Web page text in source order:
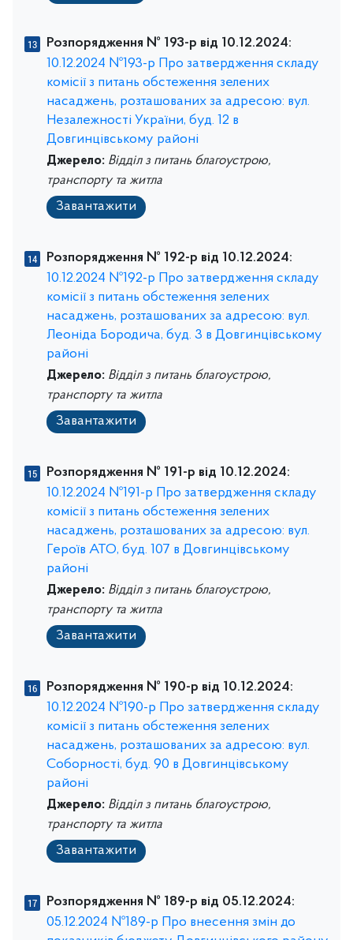
Розпорядження № 193-р від 10.12.2024:
10.12.2024 №193-р Про затвердження складу
комісії з питань обстеження зелених
насаджень, розташованих за адресою: вул.
Незалежності України, буд. 12 в
Довгинцівському районі
Джерело: Відділ з питань благоустрою,
транспорту та житла
Завантажити
Розпорядження № 192-р від 10.12.2024:
10.12.2024 №192-р Про затвердження складу
комісії з питань обстеження зелених
насаджень, розташованих за адресою: вул.
Леоніда Бородича, буд. 3 в Довгинцівському
районі
Джерело: Відділ з питань благоустрою,
транспорту та житла
Завантажити
Розпорядження № 191-р від 10.12.2024:
10.12.2024 №191-р Про затвердження складу
комісії з питань обстеження зелених
насаджень, розташованих за адресою: вул.
Героїв АТО, буд. 107 в Довгинцівському
районі
Джерело: Відділ з питань благоустрою,
транспорту та житла
Завантажити
Розпорядження № 190-р від 10.12.2024:
10.12.2024 №190-р Про затвердження складу
комісії з питань обстеження зелених
насаджень, розташованих за адресою: вул.
Соборності, буд. 90 в Довгинцівському
районі
Джерело: Відділ з питань благоустрою,
транспорту та житла
Завантажити
Розпорядження № 189-р від 05.12.2024:
05.12.2024 №189-р Про внесення змін до